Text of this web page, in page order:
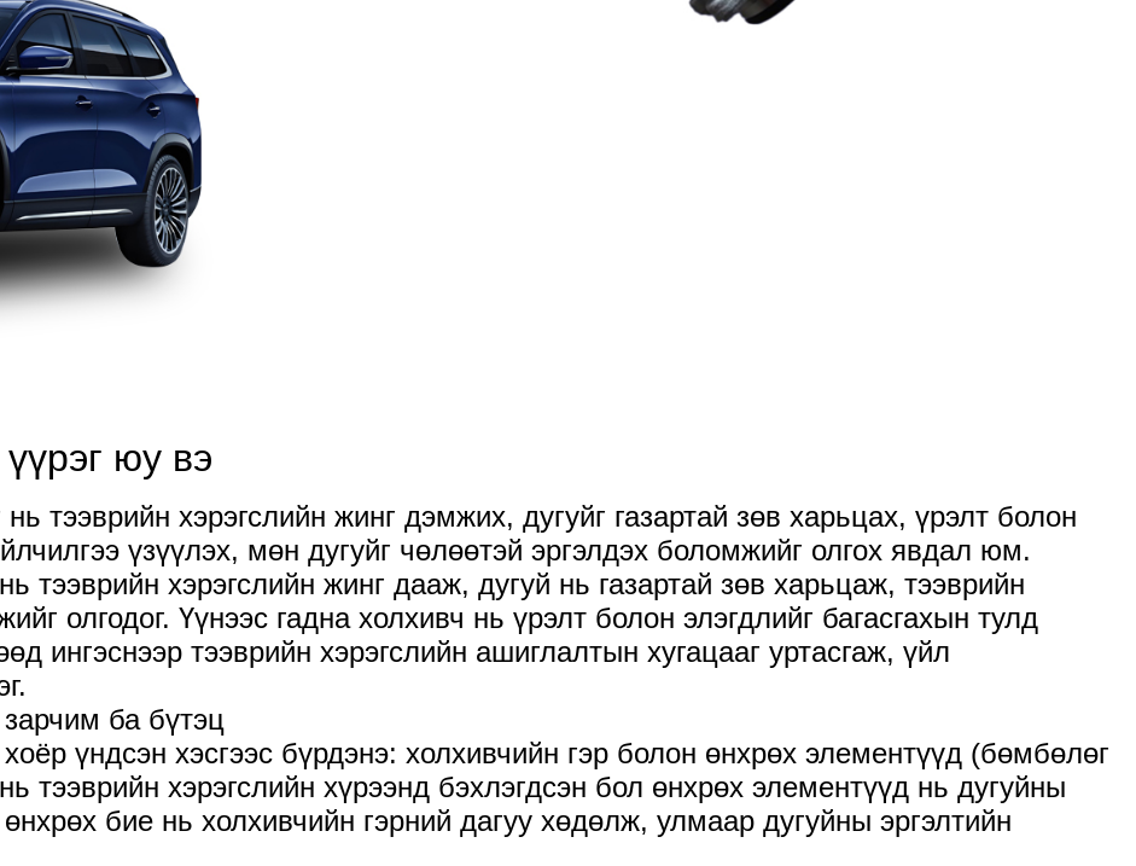
юу вэ
тээврийн хэрэгслийн жинг дэмжих, дугуйг газартай зөв харьцах, үрэлт болон
үзүүлэх, мөн дугуйг чөлөөтэй эргэлдэх боломжийг олгох явдал юм.
тээврийн хэрэгслийн жинг дааж, дугуй нь газартай зөв харьцаж, тээврийн
олгодог. Үүнээс гадна холхивч нь үрэлт болон элэгдлийг багасгахын тулд
ингэснээр тээврийн хэрэгслийн ашиглалтын хугацааг уртасгаж, үйл
ба бүтэц
үндсэн хэсгээс бүрдэнэ: холхивчийн гэр болон өнхрөх элементүүд (бөмбөлөг
тээврийн хэрэгслийн хүрээнд бэхлэгдсэн бол өнхрөх элементүүд нь дугуйны
бие нь холхивчийн гэрний дагуу хөдөлж, улмаар дугуйны эргэлтийн